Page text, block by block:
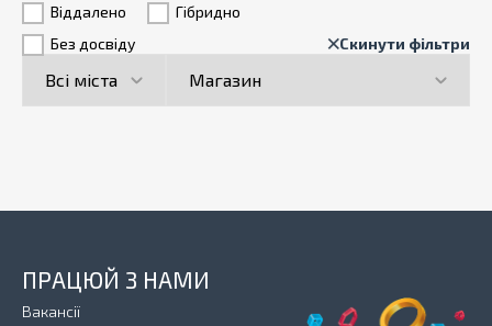
Віддалено
Гiбридно
Без досвіду
Скинути фільтри
ПРАЦЮЙ З НАМИ
Вакансії